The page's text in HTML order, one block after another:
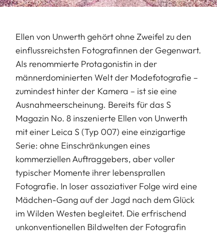
Ellen von Unwerth gehört ohne Zweifel zu den
einflussreichsten Fotografinnen der Gegenwart.
Als renommierte Protagonistin in der
männerdominierten Welt der Modefotografie –
zumindest hinter der Kamera – ist sie eine
Ausnahmeerscheinung. Bereits für das S
Magazin No. 8 inszenierte Ellen von Unwerth
mit einer Leica S (Typ 007) eine einzigartige
Serie: ohne Einschränkungen eines
kommerziellen Auftraggebers, aber voller
typischer Momente ihrer lebensprallen
Fotografie. In loser assoziativer Folge wird eine
Mädchen-Gang auf der Jagd nach dem Glück
im Wilden Westen begleitet. Die erfrischend
unkonventionellen Bildwelten der Fotografin